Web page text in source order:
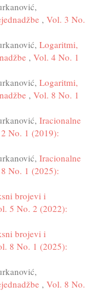
, Vol. 3 No.
Logaritmi,
, Vol. 4 No. 1
Logaritmi,
, Vol. 8 No. 1
Iracionalne
No. 1 (2019):
Iracionalne
No. 1 (2025):
brojevi i
5 No. 2 (2022):
brojevi i
8 No. 1 (2025):
, Vol. 8 No.